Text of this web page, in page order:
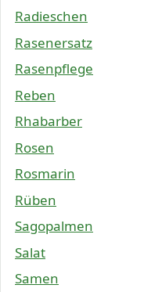
Radieschen
Rasenersatz
Rasenpflege
Reben
Rhabarber
Rosen
Rosmarin
Rüben
Sagopalmen
Salat
Samen